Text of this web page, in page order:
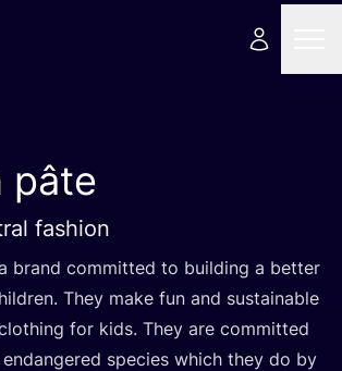
pâte
fashion
brand com­mit­ted to buil­ding a bet­ter
They make fun and sus­tai­na­ble
for kids. They are com­mit­ted
spe­cies which they do by